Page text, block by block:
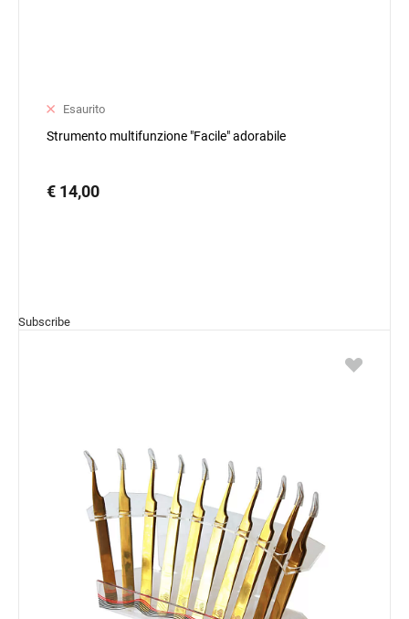
Esaurito
Strumento multifunzione "Facile" adorabile
€ 14,00
Subscribe